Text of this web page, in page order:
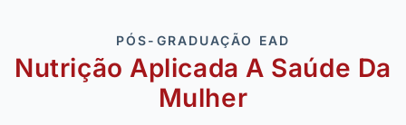
PÓS-GRADUAÇÃO EAD
Nutrição Aplicada A Saúde Da
Mulher